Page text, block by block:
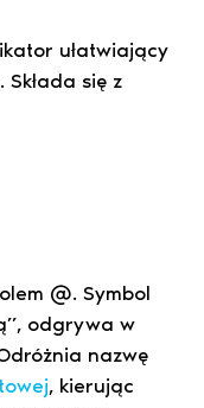
ułatwiający
się z
@. Symbol
odgrywa w
nazwę
, kierując